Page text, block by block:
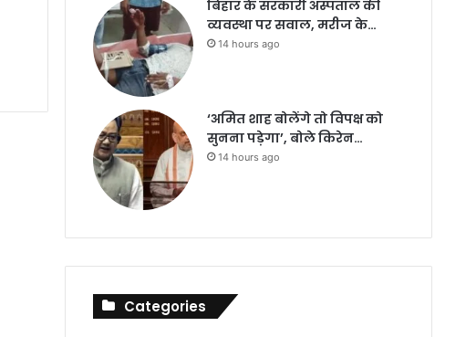
बिहार के सरकारी अस्पताल की
व्यवस्था पर सवाल, मरीज के…
14 hours ago
‘अमित शाह बोलेंगे तो विपक्ष को
सुनना पड़ेगा’, बोले किरेन…
14 hours ago
Categories